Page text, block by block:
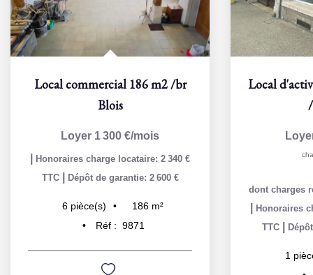
Local commercial 186 m2 /br
Blois
Loyer 1 300 €/mois
Honoraires charge locataire: 2 340 €
TTC
Dépôt de garantie: 2 600 €
6 pièce(s) 186 m²
Réf : 9871
dont charges
Honoraires
TTC
1